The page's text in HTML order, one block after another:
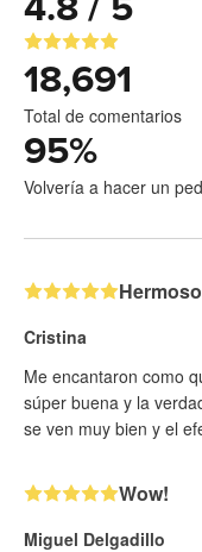
18,691
Total de comentarios
95%
Volvería a hacer un
Hermoso
Cristina
Me encantaron como
súper buena y la
se ven muy bien y el
Wow!
Miguel Delgadillo